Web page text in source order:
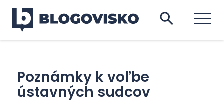
Poznámky k voľbe
ústavných sudcov